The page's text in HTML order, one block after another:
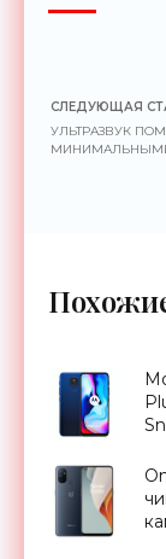
СЛЕДУЮЩАЯ
УЛЬТРАЗВУК
МИНИМАЛЬНЫМИ